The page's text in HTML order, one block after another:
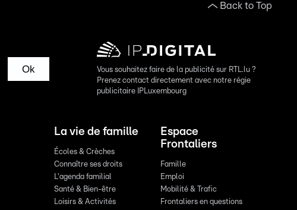
Back to Top
Ok
Vous souhaitez faire de la publicité sur RTL.lu ?
Prenez contact directement avec notre régie
publicitaire IPLuxembourg
La vie de famille
Écoles & Crèches
Connaître ses droits
L'agenda familial
Santé & Bien-être
Loisirs & Activités
Espace
Frontaliers
Famille
Emploi
Mobilité & Trafic
Frontaliers en questions